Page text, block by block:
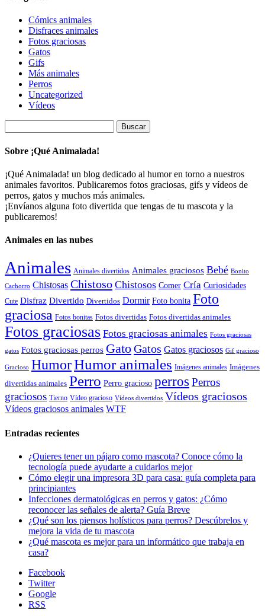
Cómics animales
Disfraces animales
Fotos graciosas
Gatos
Gifs
Más animales
Perros
Uncategorized
Vídeos
Sobre ¡Qué Animalada!
¡Qué Animalada! un blog dedicado al humor en torno a nuestros
animales favoritos. Publicaremos fotos graciosas, gifs y vídeos de
perros, gatos y muchos más animales.
¡Envíanos alguna foto divertida que tengas de tu mascota y la
publicaremos!
Animales en las nubes
Animales Animales divertidos Animales graciosos Bebé Bonito
Cachorro Chistosas Chistoso Chistosos Comer Cría Curiosidades
Cute Disfraz Divertido Divertidos Dormir Foto bonita Foto
graciosa Fotos bonitas Fotos divertidas Fotos divertidas animales
Fotos graciosas Fotos graciosas animales Fotos graciosas
gatos Fotos graciosas perros GatoGatos Gatos graciosos Gif gracioso
Gracioso HumorHumor animales Imágenes animales Imágenes
divertidas animales Perro Perro gracioso perros Perros
graciosos Tierno Vídeo gracioso Vídeos divertidos Vídeos graciosos
Vídeos graciosos animales WTF
Entradas recientes
¿Quieres tener un pájaro como mascota? Conoce cómo la
tecnología puede ayudarte a cuidarlos mejor
Cómo elegir una impresora 3D para casa: guía completa para
principiantes
Infecciones dermatológicas en perros y gatos: ¿Cómo
reconocer las señales de alerta? Guía Breve
¿Qué son los piensos holísticos para perros? Descúbrelos y
mejora la vida de tu mascota
¿Qué mascota es mejor para un informático que trabaja en
casa?
Facebook
Twitter
Google
RSS